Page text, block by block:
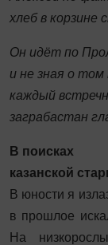
хлеб в корзине
Он идёт по
и не зная о том
каждый
заграбастан
В поисках
казанской
В юности я
в прошлое
На